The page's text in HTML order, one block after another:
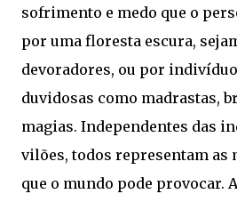
sofrimento e medo que o
por uma floresta escura,
devoradores, ou por
duvidosas como madrastas,
magias. Independentes das
vilões, todos representam as
que o mundo pode provocar.